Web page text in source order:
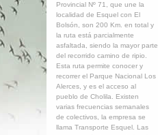
Provincial Nº 71, que une la
localidad de Esquel con El
Bolsón, son 200 Km. en total y
la ruta está parcialmente
asfaltada, siendo la mayor parte
del recorrido camino de ripio.
Esta ruta permite conocer y
recorrer el Parque Nacional Los
Alerces, y es el acceso al
pueblo de Cholila. Existen
varias frecuencias semanales
de colectivos, la empresa se
llama Transporte Esquel. Las